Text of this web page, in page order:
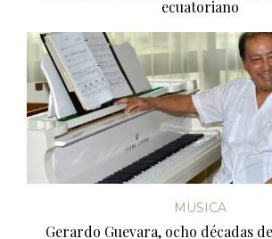
ecuatoriano
MUSICA
Gerardo Guevara, ocho décadas